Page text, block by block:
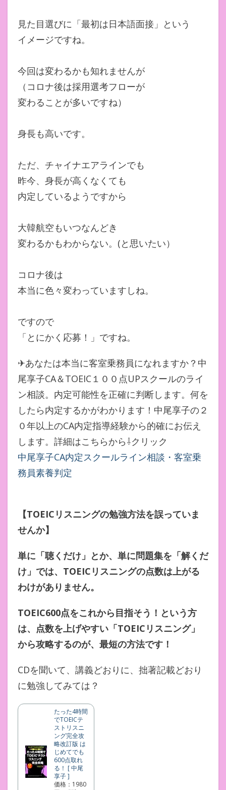
見た目選びに「最初は日本語面接」という
イメージですね。
今回は変わるかも知れませんが
（コロナ後は採用選考フローが
変わることが多いですね）
身長も高いです。
ただ、チャイナエアラインでも
昨今、身長が高くなくても
内定しているようですから
大韓航空もいつなんどき
変わるかもわからない。(と思いたい）
コロナ後は
本当に色々変わっていますしね。
ですので
「とにかく応募！」ですね。
✈あなたは本当に客室乗務員になれますか？中
尾享子CA＆TOEIC１００点UPスクールのライ
ン相談。内定可能性を正確に判断します。何を
したら内定するかがわかります！中尾享子の２
０年以上のCA内定指導経験から的確にお伝え
します。詳細はこちらから⇩クリック
中尾享子CA内定スクールライン相談・客室乗
務員素養判定
【TOEICリスニングの勉強方法を誤っていま
せんか】
単に「聴くだけ」とか、単に問題集を「解くだ
け」では、TOEICリスニングの点数は上がる
わけがありません。
TOEIC600点をこれから目指そう！という方
は、点数を上げやすい「TOEICリスニング」
から攻略するのが、最短の方法です！
CDを聞いて、講義どおりに、拙著記載どおり
に勉強してみては？
たった4時間
でTOEICテ
ストリスニ
ング完全攻
略改訂版 は
じめてでも
600点取れ
る！ [ 中尾
享子 ]
価格：1980